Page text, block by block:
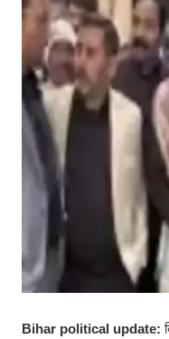
Bihar political update: